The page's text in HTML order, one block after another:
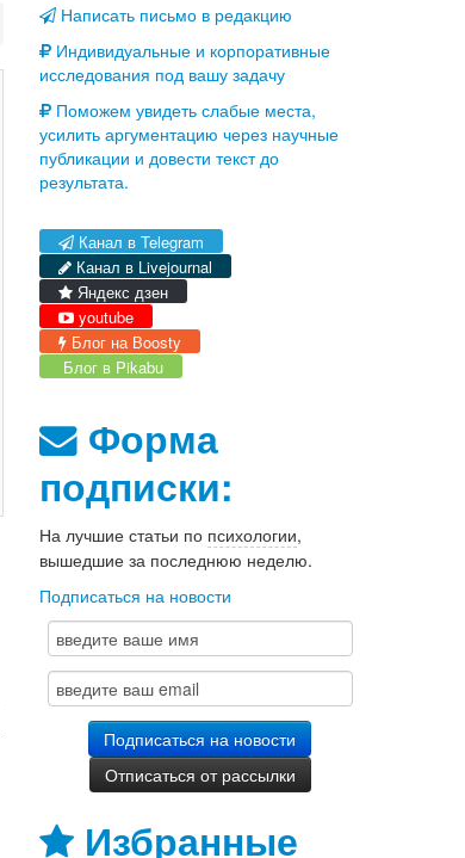
Написать письмо в редакцию
Индивидуальные и корпоративные
исследования под вашу задачу
Поможем увидеть слабые места,
усилить аргументацию через научные
публикации и довести текст до
результата.
Канал в Telegram
Канал в Livejournal
Яндекс дзен
youtube
Блог на Boosty
Блог в Pikabu
Форма
подписки:
На лучшие статьи по психологии,
вышедшие за последнюю неделю.
Подписаться на новости
Избранные